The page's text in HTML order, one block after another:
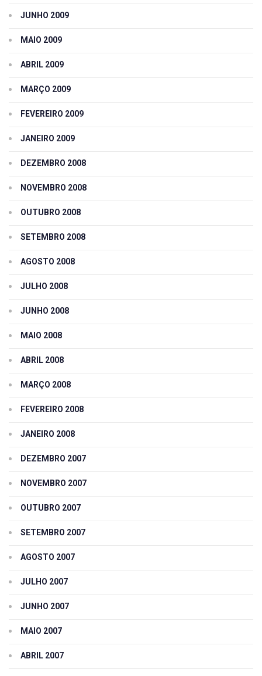
JUNHO 2009
MAIO 2009
ABRIL 2009
MARÇO 2009
FEVEREIRO 2009
JANEIRO 2009
DEZEMBRO 2008
NOVEMBRO 2008
OUTUBRO 2008
SETEMBRO 2008
AGOSTO 2008
JULHO 2008
JUNHO 2008
MAIO 2008
ABRIL 2008
MARÇO 2008
FEVEREIRO 2008
JANEIRO 2008
DEZEMBRO 2007
NOVEMBRO 2007
OUTUBRO 2007
SETEMBRO 2007
AGOSTO 2007
JULHO 2007
JUNHO 2007
MAIO 2007
ABRIL 2007